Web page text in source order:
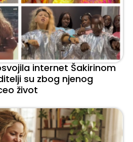
internet Šakirinom
su zbog njenog
život